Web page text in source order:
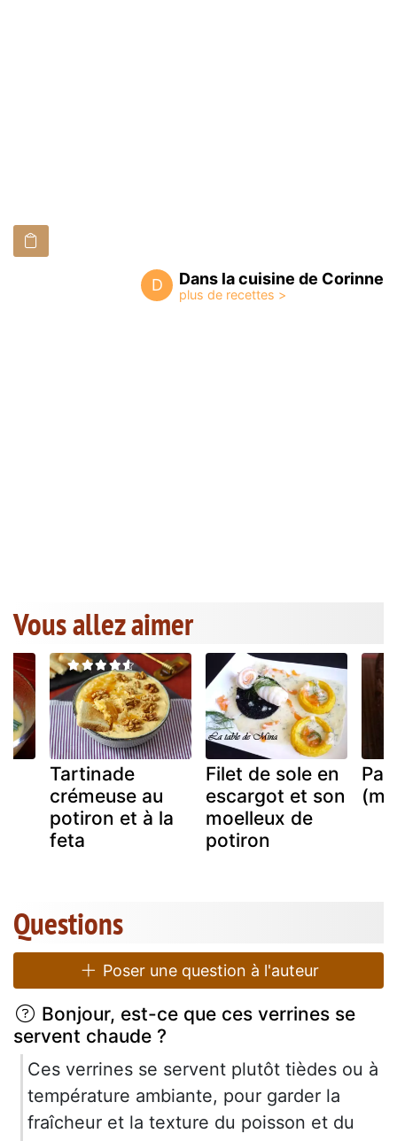
D Dans la cuisine de Corinne
Vous allez aimer
Tartinade
crémeuse au
potiron et à la
feta
Filet de sole en
escargot et son
moelleux de
potiron
Questions
Poser une question à l'auteur
Bonjour, est-ce que ces verrines se
servent chaude ?
Ces verrines se servent plutôt tièdes ou à
température ambiante, pour garder la
fraîcheur et la texture du poisson et du